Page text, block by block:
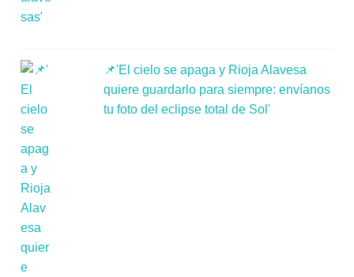
📌'El cielo se apaga y Rioja Alavesa
quiere guardarlo para siempre: envíanos
tu foto del eclipse total de Sol'